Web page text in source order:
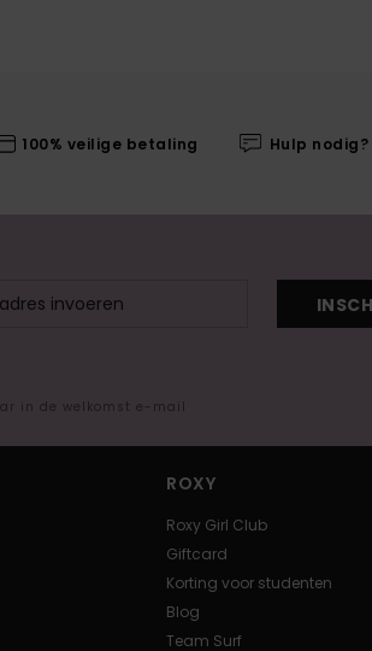
100% veilige betaling Hulp nodig?
in de welkomst e-mail
ROXY
Roxy Girl Club
Giftcard
Korting voor studenten
Blog
Team Surf